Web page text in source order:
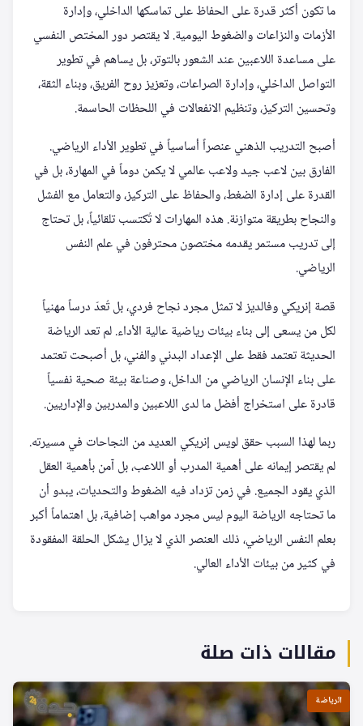
ما تكون أكثر قدرة على الحفاظ على تماسكها الداخلي، وإدارة
الأزمات والنزاعات والضغوط اليومية. لا يقتصر دور المختص النفسي
على مساعدة اللاعبين عند الشعور بالتوتر، بل يساهم في تطوير
التواصل الداخلي، وإدارة الصراعات، وتعزيز روح الفريق، وبناء الثقة،
وتحسين التركيز، وتنظيم الانفعالات في اللحظات الحاسمة.
أصبح التدريب الذهني عنصراً أساسياً في تطوير الأداء الرياضي.
الفارق بين لاعب جيد ولاعب عالمي لا يكمن دوماً في المهارة، بل في
القدرة على إدارة الضغط، والحفاظ على التركيز، والتعامل مع الفشل
والنجاح بطريقة متوازنة. هذه المهارات لا تُكتسب تلقائياً، بل تحتاج
إلى تدريب مستمر يقدمه مختصون محترفون في علم النفس
الرياضي.
قصة إنريكي وفالديز لا تمثل مجرد نجاح فردي، بل تُعدّ درساً مهنياً
لكل من يسعى إلى بناء بيئات رياضية عالية الأداء. لم تعد الرياضة
الحديثة تعتمد فقط على الإعداد البدني والفني، بل أصبحت تعتمد
على بناء الإنسان الرياضي من الداخل، وصناعة بيئة صحية نفسياً
قادرة على استخراج أفضل ما لدى اللاعبين والمدربين والإداريين.
ربما لهذا السبب حقق لويس إنريكي العديد من النجاحات في مسيرته.
لم يقتصر إيمانه على أهمية المدرب أو اللاعب، بل آمن بأهمية العقل
الذي يقود الجميع. في زمن تزداد فيه الضغوط والتحديات، يبدو أن
ما تحتاجه الرياضة اليوم ليس مجرد مواهب إضافية، بل اهتماماً أكبر
بعلم النفس الرياضي، ذلك العنصر الذي لا يزال يشكل الحلقة المفقودة
في كثير من بيئات الأداء العالي.
مقالات ذات صلة
الرياضة